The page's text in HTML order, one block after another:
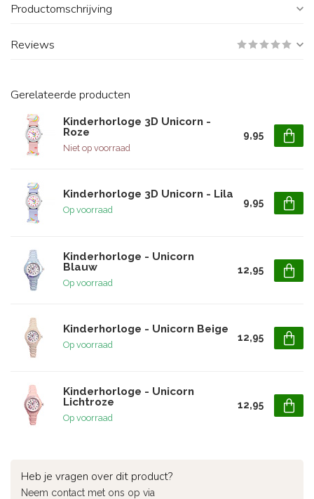
Productomschrijving
Reviews
Gerelateerde producten
Kinderhorloge 3D Unicorn -
Roze
Niet op voorraad
9,95
Kinderhorloge 3D Unicorn - Lila
Op voorraad
9,95
Kinderhorloge - Unicorn
Blauw
Op voorraad
12,95
Kinderhorloge - Unicorn Beige
Op voorraad
12,95
Kinderhorloge - Unicorn
Lichtroze
Op voorraad
12,95
Heb je vragen over dit product?
Neem contact met ons op via